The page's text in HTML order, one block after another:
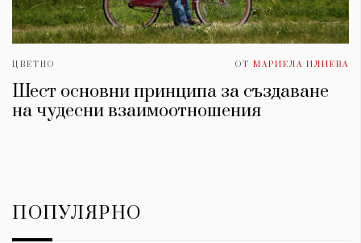
ЦВЕТНО ОТ МАРИЕЛА ИЛИЕВА
Шест основни принципа за създаване
на чудесни взаимоотношения
ПОПУЛЯРНО